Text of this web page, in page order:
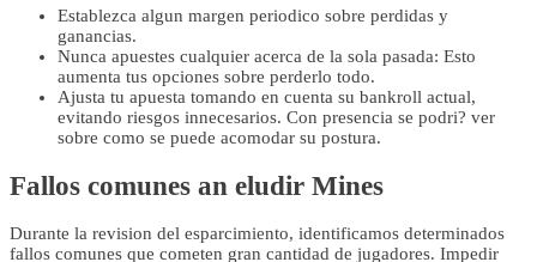
Establezca algun margen periodico sobre perdidas y
ganancias.
Nunca apuestes cualquier acerca de la sola pasada: Esto
aumenta tus opciones sobre perderlo todo.
Ajusta tu apuesta tomando en cuenta su bankroll actual,
evitando riesgos innecesarios. Con presencia se podri? ver
sobre como se puede acomodar su postura.
Fallos comunes an eludir Mines
Durante la revision del esparcimiento, identificamos determinados
fallos comunes que cometen gran cantidad de jugadores. Impedir